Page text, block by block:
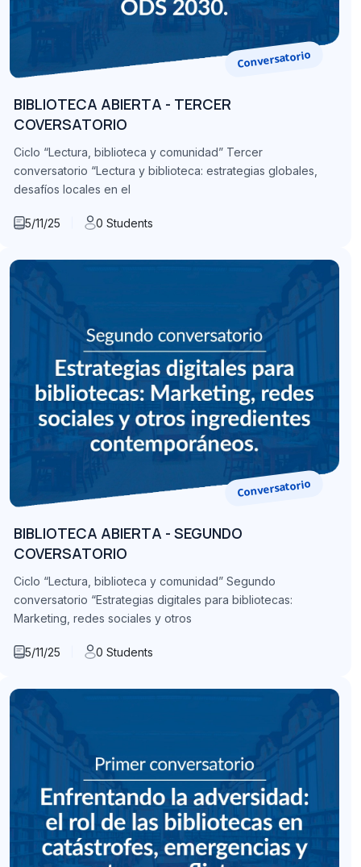
Conversatorio
BIBLIOTECA ABIERTA - TERCER
COVERSATORIO
Ciclo “Lectura, biblioteca y comunidad” Tercer
conversatorio “Lectura y biblioteca: estrategias globales,
desafíos locales en el
5/11/25 0 Students
Conversatorio
BIBLIOTECA ABIERTA - SEGUNDO
COVERSATORIO
Ciclo “Lectura, biblioteca y comunidad” Segundo
conversatorio “Estrategias digitales para bibliotecas:
Marketing, redes sociales y otros
5/11/25 0 Students